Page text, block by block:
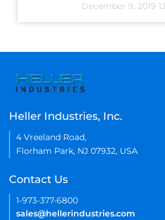
December 9, 2019
Heller Industries, Inc.
4 Vreeland Road,
Florham Park, NJ 07932, USA
Contact Us
1-973-377-6800
sales@hellerindustries.com